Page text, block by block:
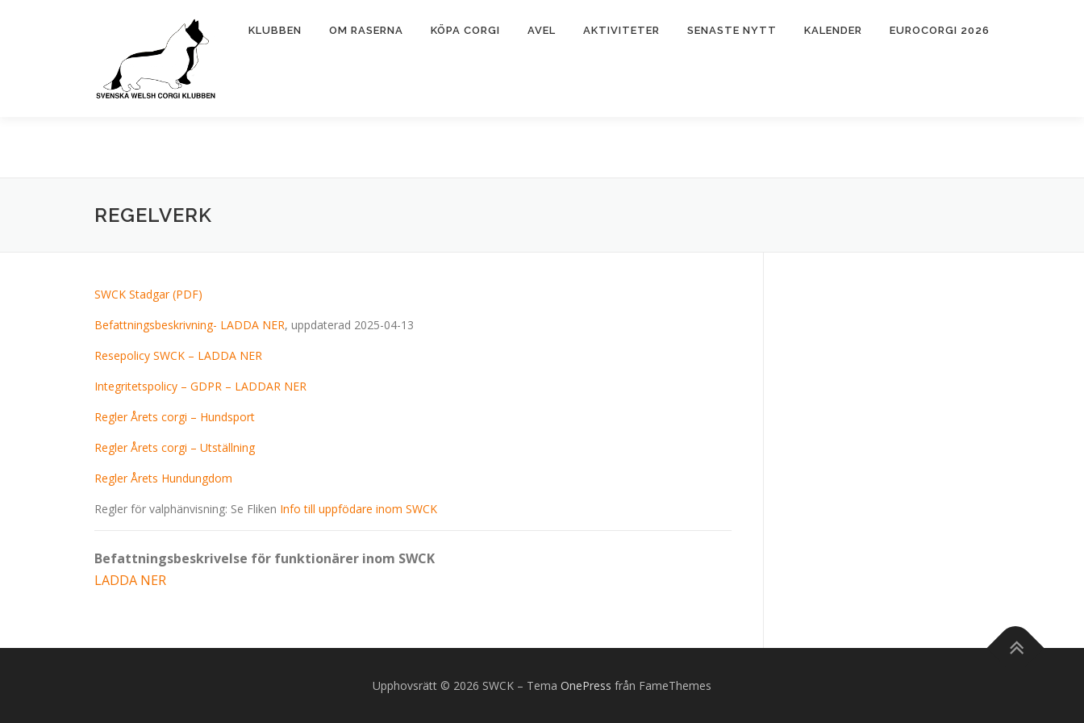
KLUBBEN OM RASERNA KÖPA CORGI AVEL AKTIVITETER SENASTE NYTT KALENDER EUROCORGI 2026
REGELVERK
SWCK Stadgar (PDF)
Befattningsbeskrivning- LADDA NER, uppdaterad 2025-04-13
Resepolicy SWCK – LADDA NER
Integritetspolicy – GDPR – LADDAR NER
Regler Årets corgi – Hundsport
Regler Årets corgi – Utställning
Regler Årets Hundungdom
Regler för valphänvisning: Se Fliken Info till uppfödare inom SWCK
Befattningsbeskrivelse för funktionärer inom SWCK
LADDA NER
Upphovsrätt © 2026 SWCK – Tema OnePress från FameThemes